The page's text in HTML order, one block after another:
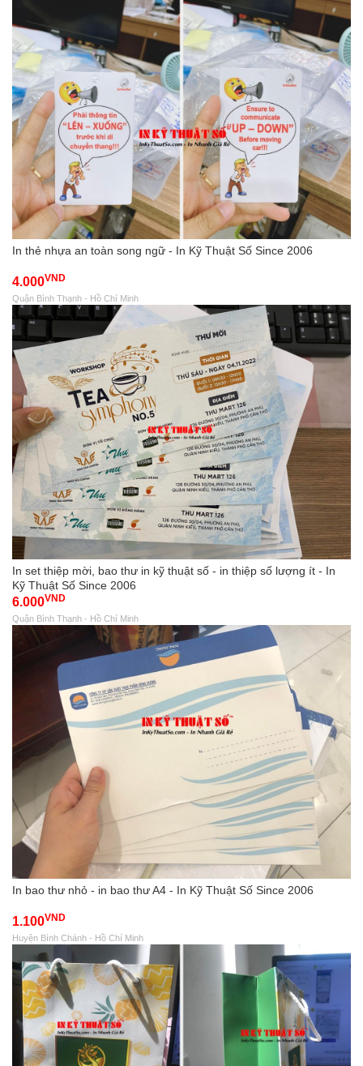
In thẻ nhựa an toàn song ngữ - In Kỹ Thuật Số Since 2006
4.000VND
Quận Bình Thạnh - Hồ Chí Minh
In set thiệp mời, bao thư in kỹ thuật số - in thiệp số lượng ít - In
Kỹ Thuật Số Since 2006
6.000VND
Quận Bình Thạnh - Hồ Chí Minh
In bao thư nhỏ - in bao thư A4 - In Kỹ Thuật Số Since 2006
1.100VND
Huyện Bình Chánh - Hồ Chí Minh